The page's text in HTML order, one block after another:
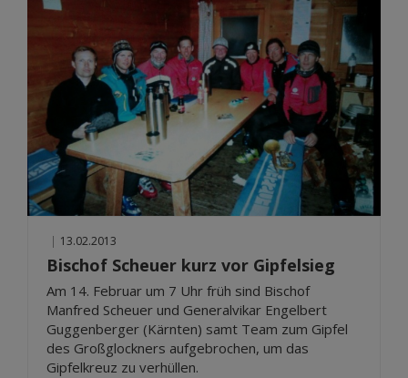
| 13.02.2013
Bischof Scheuer kurz vor Gipfelsieg
Am 14. Februar um 7 Uhr früh sind Bischof
Manfred Scheuer und Generalvikar Engelbert
Guggenberger (Kärnten) samt Team zum Gipfel
des Großglockners aufgebrochen, um das
Gipfelkreuz zu verhüllen.